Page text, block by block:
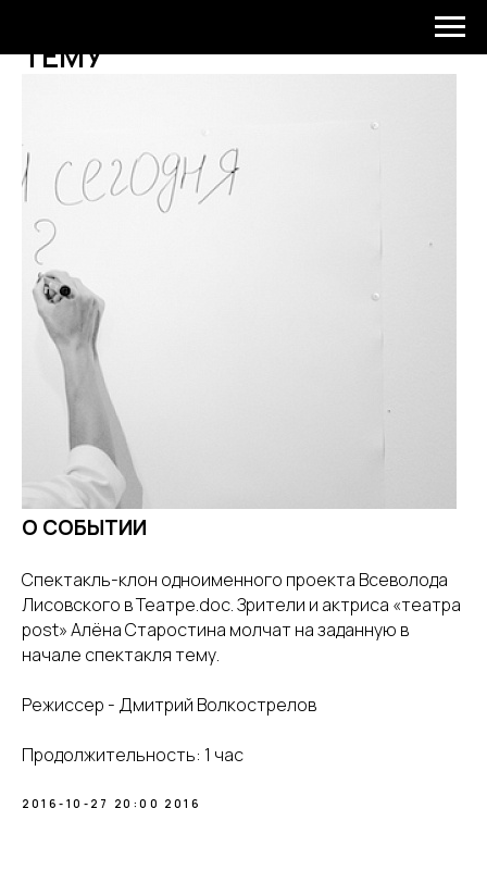
ТЕМУ
О СОБЫТИИ
Спектакль-клон одноименного проекта Всеволода
Лисовского в Театре.doc. Зрители и актриса «театра
post» Алёна Старостина молчат на заданную в
начале спектакля тему.
Режиссер - Дмитрий Волкострелов
Продолжительность: 1 час
2016-10-27 20:00 2016